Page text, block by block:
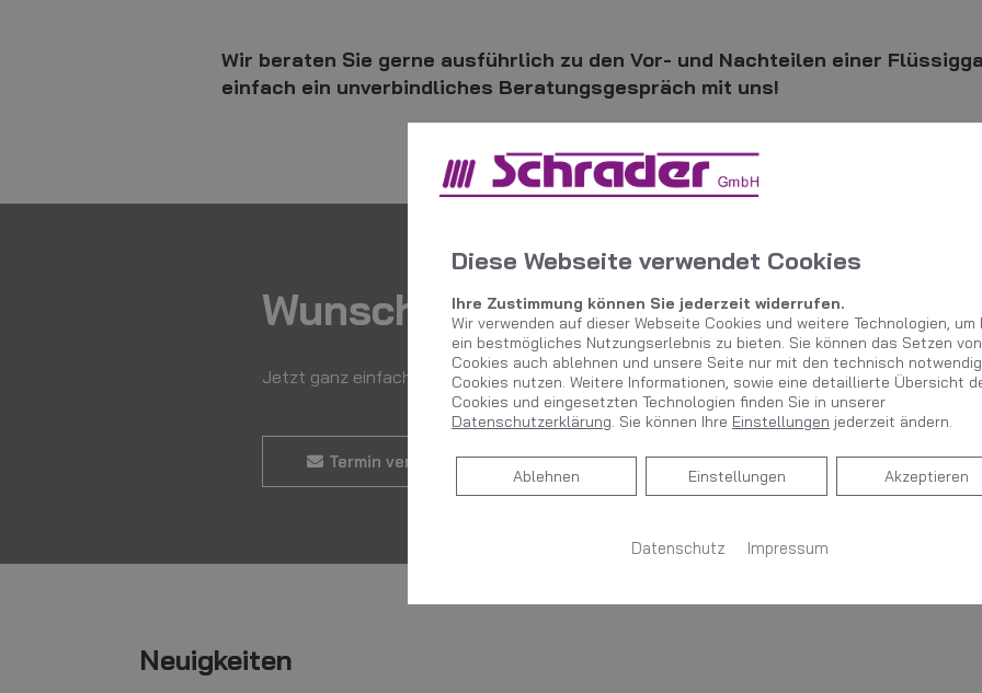
Wir beraten Sie gerne ausführlich zu den Vor- und Nachteilen einer
einfach ein unverbindliches Beratungsgespräch mit uns!
Wunschtermin
Jetzt ganz einfach und bequem Online Termine anfragen!
Termin vereinbaren
Neuigkeiten
Diese Webseite verwendet Cookies
Ihre Zustimmung können Sie jederzeit widerrufen.
Wir verwenden auf dieser Webseite Cookies und weitere Technologien, um
ein bestmögliches Nutzungserlebnis zu bieten. Sie können das Setzen von
Cookies auch ablehnen und unsere Seite nur mit den technisch
Cookies nutzen. Weitere Informationen, sowie eine detaillierte Übersicht
Cookies und eingesetzten Technologien finden Sie in unserer
Datenschutzerklärung. Sie können Ihre Einstellungen jederzeit ändern.
Akzeptieren
Einstellungen
Ablehnen
Ablehnen
Datenschutz Impressum